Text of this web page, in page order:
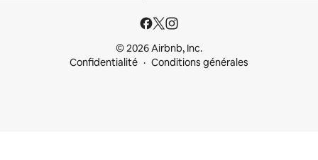
© 2026 Airbnb, Inc.
Confidentialité
Conditions générales